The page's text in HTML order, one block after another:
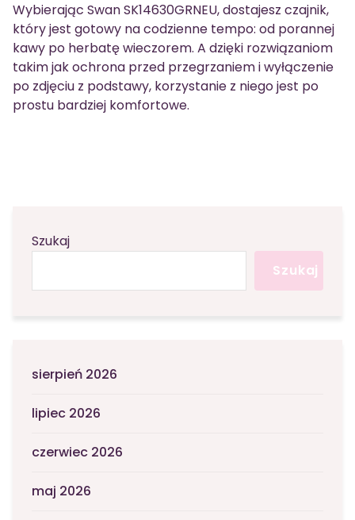
Wybierając Swan SK14630GRNEU, dostajesz czajnik,
który jest gotowy na codzienne tempo: od porannej
kawy po herbatę wieczorem. A dzięki rozwiązaniom
takim jak ochrona przed przegrzaniem i wyłączenie
po zdjęciu z podstawy, korzystanie z niego jest po
prostu bardziej komfortowe.
Szukaj
Szukaj
sierpień 2026
lipiec 2026
czerwiec 2026
maj 2026